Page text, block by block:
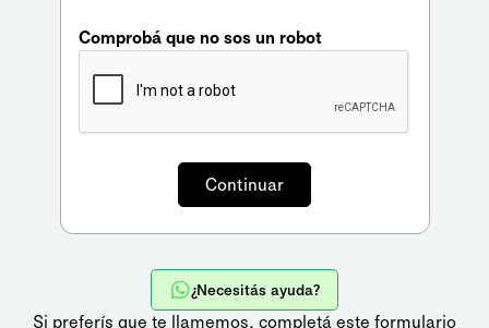
Comprobá que no sos un robot
¿Necesitás ayuda?
Si preferís que te llamemos, completá este formulario